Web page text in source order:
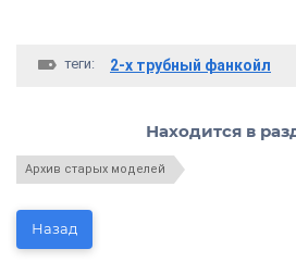
теги: 2-х трубный фанкойл
Находится в
Архив старых моделей
Назад